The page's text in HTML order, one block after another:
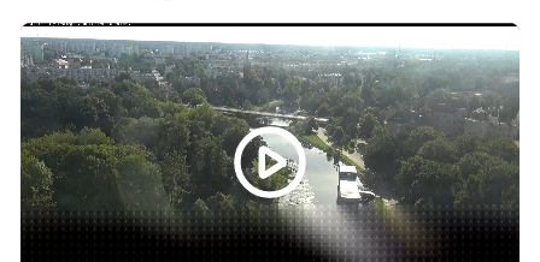
Własnymi ścieżkami
11:00
Msza Święta z Sanktuarium w Skrzatuszu
12:00
Informacje
12:15
Na szczęście piątek
12:30
Rozmowa dnia